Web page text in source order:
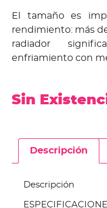
El tamaño es
rendimiento: más
radiador
enfriamiento con
Sin
Descripción
Descripción